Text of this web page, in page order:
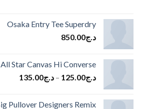
Osaka Entry Tee Superdry
د.ج850.00
All Star Canvas Hi Converse
د.ج125.00
– د.ج135.00
Pullover Designers Remix